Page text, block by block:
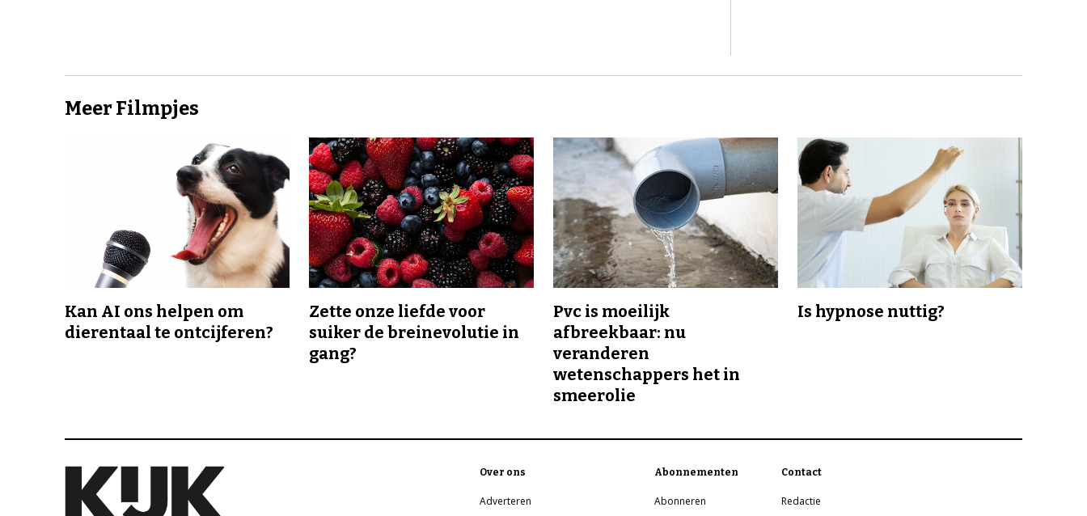
Meer Filmpjes
Kan AI ons helpen om
dierentaal te ontcijferen?
Zette onze liefde voor
suiker de breinevolutie in
gang?
Pvc is moeilijk
afbreekbaar: nu
veranderen
wetenschappers het in
smeerolie
Is hypnose nuttig?
Over ons
Adverteren
Abonnementen
Abonneren
Contact
Redactie